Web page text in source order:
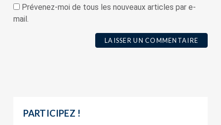
Prévenez-moi de tous les nouveaux articles par e-
mail.
PARTICIPEZ !